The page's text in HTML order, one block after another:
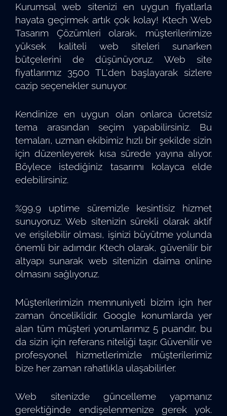
Kurumsal web sitenizi en uygun fiyatlarla
hayata geçirmek artık çok kolay! Ktech Web
Tasarım Çözümleri olarak, müşterilerimize
yüksek kaliteli web siteleri sunarken
bütçelerini de düşünüyoruz. Web site
fiyatlarımız 3500 TL'den başlayarak sizlere
cazip seçenekler sunuyor.
Kendinize en uygun olan onlarca ücretsiz
tema arasından seçim yapabilirsiniz. Bu
temaları, uzman ekibimiz hızlı bir şekilde sizin
için düzenleyerek kısa sürede yayına alıyor.
Böylece istediğiniz tasarımı kolayca elde
edebilirsiniz.
%99,9 uptime süremizle kesintisiz hizmet
sunuyoruz. Web sitenizin sürekli olarak aktif
ve erişilebilir olması, işinizi büyütme yolunda
önemli bir adımdır. Ktech olarak, güvenilir bir
altyapı sunarak web sitenizin daima online
olmasını sağlıyoruz.
Müşterilerimizin memnuniyeti bizim için her
zaman önceliklidir. Google konumlarda yer
alan tüm müşteri yorumlarımız 5 puandır, bu
da sizin için referans niteliği taşır. Güvenilir ve
profesyonel hizmetlerimizle müşterilerimiz
bize her zaman rahatlıkla ulaşabilirler.
Web sitenizde güncelleme yapmanız
gerektiğinde endişelenmenize gerek yok.